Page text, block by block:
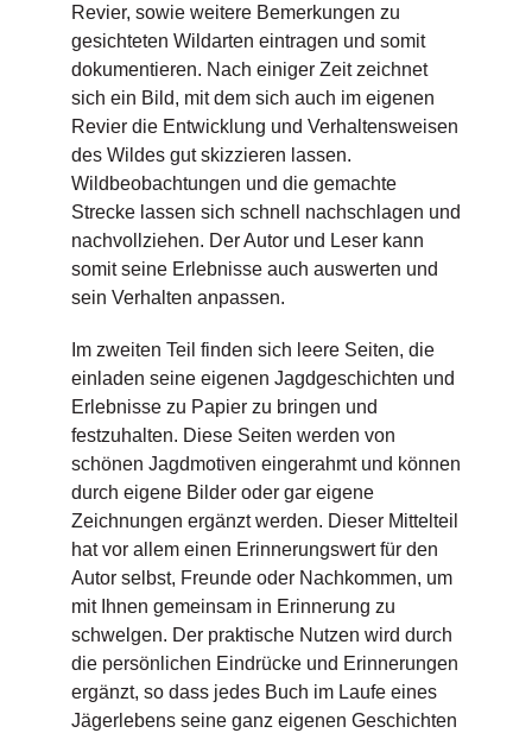
Revier, sowie weitere Bemerkungen zu
gesichteten Wildarten eintragen und somit
dokumentieren. Nach einiger Zeit zeichnet
sich ein Bild, mit dem sich auch im eigenen
Revier die Entwicklung und Verhaltensweisen
des Wildes gut skizzieren lassen.
Wildbeobachtungen und die gemachte
Strecke lassen sich schnell nachschlagen und
nachvollziehen. Der Autor und Leser kann
somit seine Erlebnisse auch auswerten und
sein Verhalten anpassen.
Im zweiten Teil finden sich leere Seiten, die
einladen seine eigenen Jagdgeschichten und
Erlebnisse zu Papier zu bringen und
festzuhalten. Diese Seiten werden von
schönen Jagdmotiven eingerahmt und können
durch eigene Bilder oder gar eigene
Zeichnungen ergänzt werden. Dieser Mittelteil
hat vor allem einen Erinnerungswert für den
Autor selbst, Freunde oder Nachkommen, um
mit Ihnen gemeinsam in Erinnerung zu
schwelgen. Der praktische Nutzen wird durch
die persönlichen Eindrücke und Erinnerungen
ergänzt, so dass jedes Buch im Laufe eines
Jägerlebens seine ganz eigenen Geschichten